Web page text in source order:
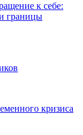
к себе:
границы
кризиса